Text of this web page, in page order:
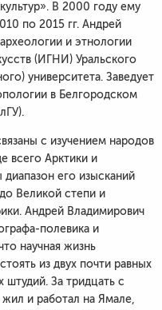
В 2000 году ему
по 2015 гг. Андрей
и этнологии
(ИГНИ) Уральского
университета. Заведует
в Белгородском
с изучением народов
всего Арктики и
его изысканий
Великой степи и
Андрей Владимирович
полевика и
научная жизнь
из двух почти равных
За тридцать с
и работал на Ямале,